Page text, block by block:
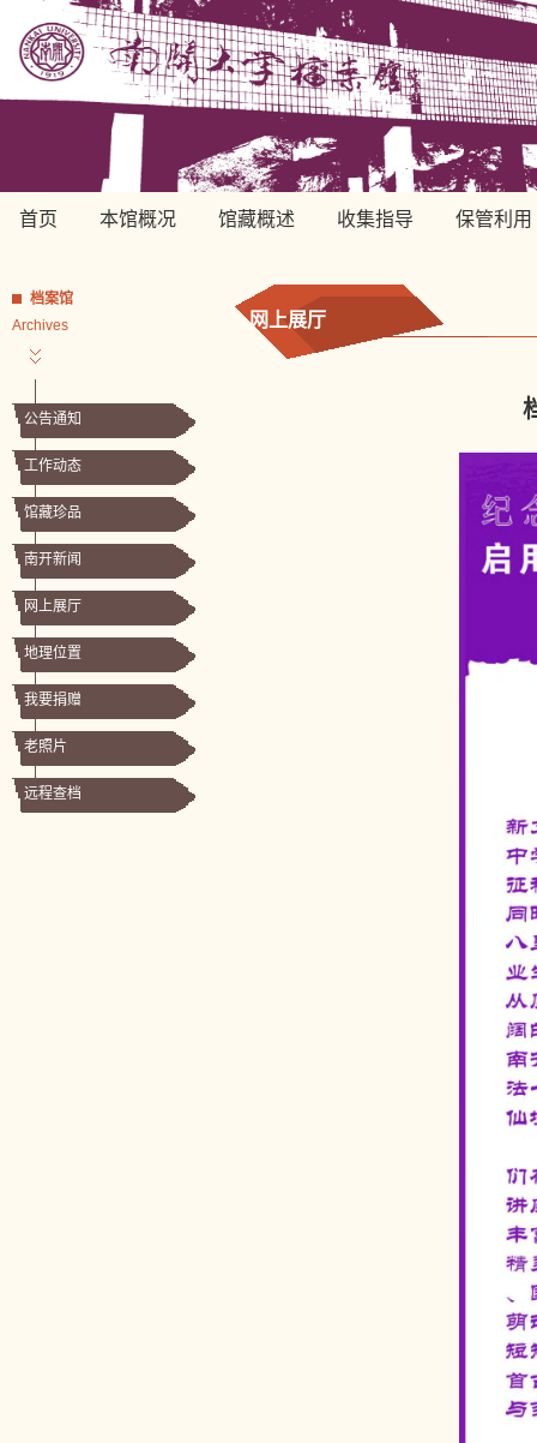
首页 本馆概况 馆藏概述 收集指导 保管利用
档案馆
Archives
公告通知
工作动态
馆藏珍品
南开新闻
网上展厅
地理位置
我要捐赠
老照片
远程查档
网上展厅